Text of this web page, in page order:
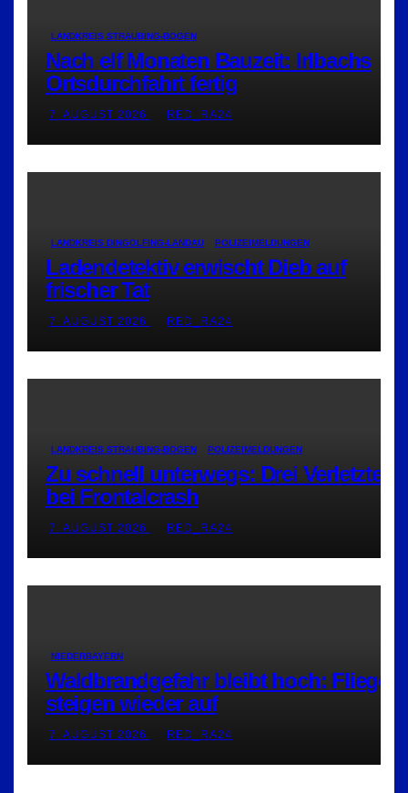
LANDKREIS STRAUBING-BOGEN
Nach elf Monaten Bauzeit: Irlbachs
Ortsdurchfahrt fertig
7. AUGUST 2026 RED_RA24
LANDKREIS DINGOLFING-LANDAU POLIZEIMELDUNGEN
Ladendetektiv erwischt Dieb auf
frischer Tat
7. AUGUST 2026 RED_RA24
LANDKREIS STRAUBING-BOGEN POLIZEIMELDUNGEN
Zu schnell unterwegs: Drei Verletzte
bei Frontalcrash
7. AUGUST 2026 RED_RA24
NIEDERBAYERN
Waldbrandgefahr bleibt hoch: Flieger
steigen wieder auf
7. AUGUST 2026 RED_RA24